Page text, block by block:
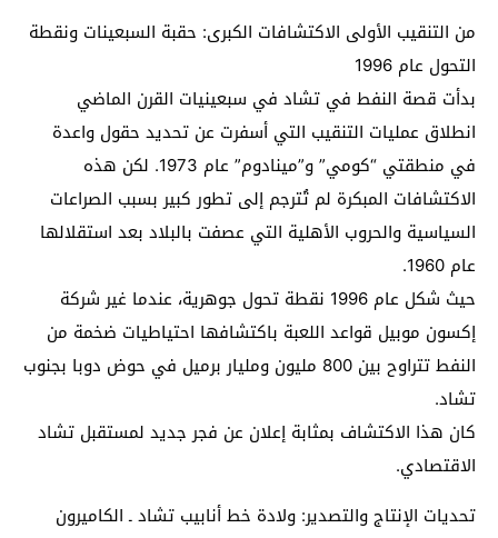
من التنقيب الأولى الاكتشافات الكبرى: حقبة السبعينات ونقطة
التحول عام 1996
بدأت قصة النفط في تشاد في سبعينيات القرن الماضي
انطلاق عمليات التنقيب التي أسفرت عن تحديد حقول واعدة
في منطقتي “كومي” و”مينادوم” عام 1973. لكن هذه
الاكتشافات المبكرة لم تُترجم إلى تطور كبير بسبب الصراعات
السياسية والحروب الأهلية التي عصفت بالبلاد بعد استقلالها
عام 1960.
حيث شكل عام 1996 نقطة تحول جوهرية، عندما غير شركة
إكسون موبيل قواعد اللعبة باكتشافها احتياطيات ضخمة من
النفط تتراوح بين 800 مليون ومليار برميل في حوض دوبا بجنوب
تشاد.
كان هذا الاكتشاف بمثابة إعلان عن فجر جديد لمستقبل تشاد
الاقتصادي.
تحديات الإنتاج والتصدير: ولادة خط أنابيب تشاد ـ الكاميرون